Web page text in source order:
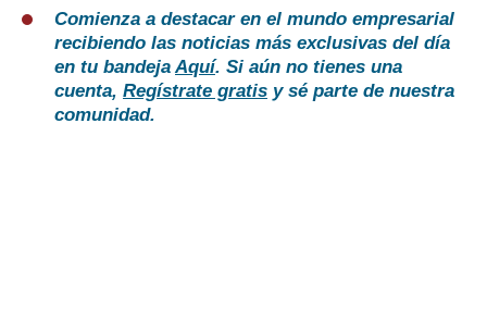
Comienza a destacar en el mundo empresarial
recibiendo las noticias más exclusivas del día
en tu bandejaAquí. Si aún no tienes una
cuenta, Regístrate gratis y sé parte de nuestra
comunidad.